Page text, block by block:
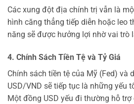
Các xung đột địa chính trị vẫn là
hình căng thẳng tiếp diễn hoặc leo
năng sẽ được hưởng lợi nhờ vai trò
4. Chính Sách Tiền Tệ và Tỷ Giá
Chính sách tiền tệ của Mỹ (Fed) và
USD/VND sẽ tiếp tục là những yếu
Một đồng USD yếu đi thường hỗ trợ